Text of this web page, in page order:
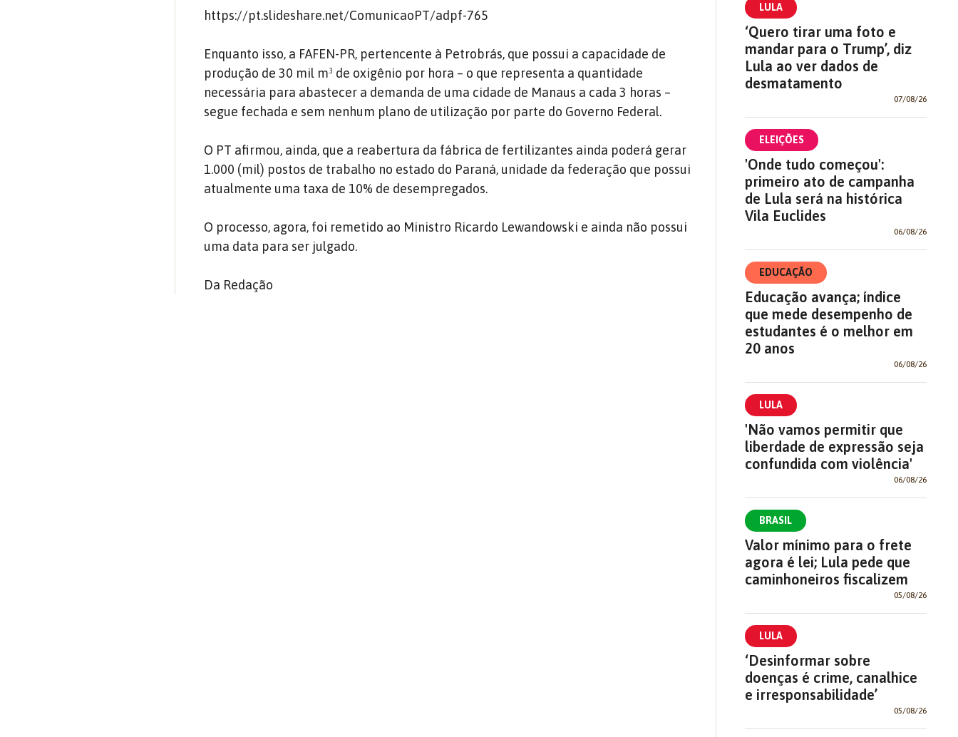
https://pt.slideshare.net/ComunicaoPT/adpf-765
Enquanto isso, a FAFEN-PR, pertencente à Petrobrás, que possui a capacidade de
produção de 30 mil m³ de oxigênio por hora – o que representa a quantidade
necessária para abastecer a demanda de uma cidade de Manaus a cada 3 horas –
segue fechada e sem nenhum plano de utilização por parte do Governo Federal.
O PT afirmou, ainda, que a reabertura da fábrica de fertilizantes ainda poderá gerar
1.000 (mil) postos de trabalho no estado do Paraná, unidade da federação que possui
atualmente uma taxa de 10% de desempregados.
O processo, agora, foi remetido ao Ministro Ricardo Lewandowski e ainda não possui
uma data para ser julgado.
Da Redação
LULA
‘Quero tirar uma foto e
mandar para o Trump’, diz
Lula ao ver dados de
desmatamento
07/08/26
ELEIÇÕES
'Onde tudo começou':
primeiro ato de campanha
de Lula será na histórica
Vila Euclides
06/08/26
EDUCAÇÃO
Educação avança; índice
que mede desempenho de
estudantes é o melhor em
20 anos
06/08/26
LULA
'Não vamos permitir que
liberdade de expressão seja
confundida com violência'
06/08/26
BRASIL
Valor mínimo para o frete
agora é lei; Lula pede que
caminhoneiros fiscalizem
05/08/26
LULA
‘Desinformar sobre
doenças é crime, canalhice
e irresponsabilidade’
05/08/26